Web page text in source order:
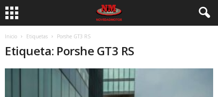
Inicio Etiquetas Porshe GT3 RS
Etiqueta: Porshe GT3 RS